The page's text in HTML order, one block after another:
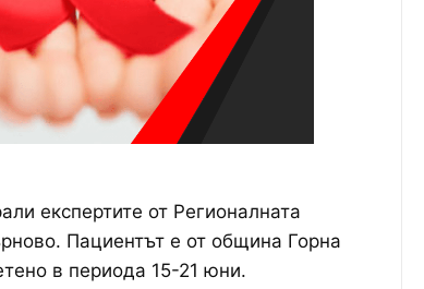
експертите от Регионалната
Пациентът е от община Горна
в периода 15-21 юни.